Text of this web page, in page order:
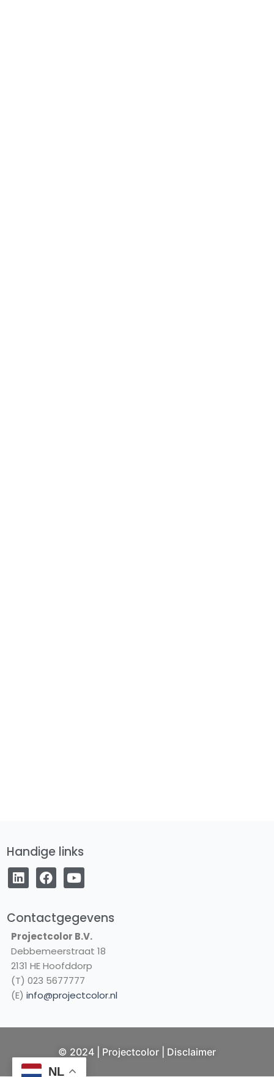
Handige links
L
i
n
e
i
n
F
a
c
b
o
o
k
Y
o
u
u
b
e
Contactgegevens
Projectcolor B.V.
Debbemeerstraat 18
2131 HE Hoofddorp
(T) 023 5677777
(E) info@projectcolor.nl
© 2024 | Projectcolor | Disclaimer
NL